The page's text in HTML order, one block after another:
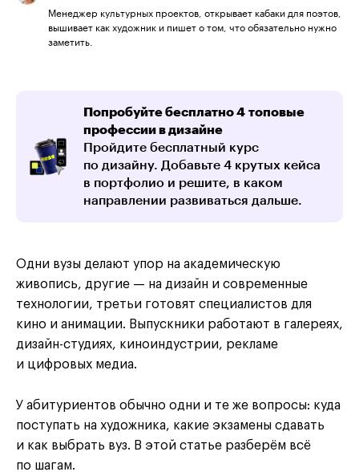
Менеджер культурных проектов, открывает кабаки для поэтов,
вышивает как художник и пишет о том, что обязательно нужно
заметить.
Попробуйте бесплатно 4 топовые
профессии в дизайне
Пройдите бесплатный курс
по дизайну. Добавьте 4 крутых кейса
в портфолио и решите, в каком
направлении развиваться дальше.
Одни вузы делают упор на академическую
живопись, другие — на дизайн и современные
технологии, третьи готовят специалистов для
кино и анимации. Выпускники работают в галереях,
дизайн-студиях, киноиндустрии, рекламе
и цифровых медиа.
У абитуриентов обычно одни и те же вопросы: куда
поступать на художника, какие экзамены сдавать
и как выбрать вуз. В этой статье разберём всё
по шагам.